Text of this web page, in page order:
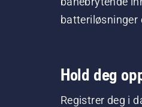
batteriløsninger
Hold deg
Registrer deg i